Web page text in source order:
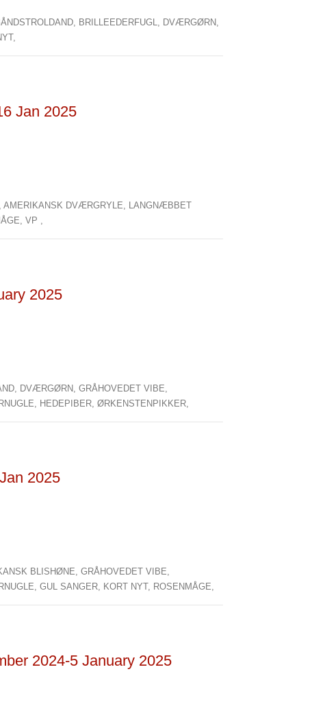
BRILLEEDERFUGL, DVÆRGØRN,
Jan 2025
AMERIKANSK DVÆRGRYLE, LANGNÆBBET
VP ,
2025
DVÆRGØRN,GRÅHOVEDET VIBE,
HEDEPIBER,ØRKENSTENPIKKER,
2025
BLISHØNE,GRÅHOVEDET VIBE,
GUL SANGER, KORT NYT, ROSENMÅGE,
2024-5 January 2025